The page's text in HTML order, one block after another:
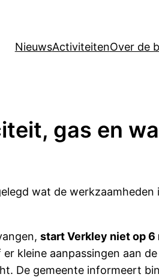
NieuwsActiviteitenOver de
gas en
wat de
start Verkley niet op 6
kleine aanpassingen aan
De gemeente informeert